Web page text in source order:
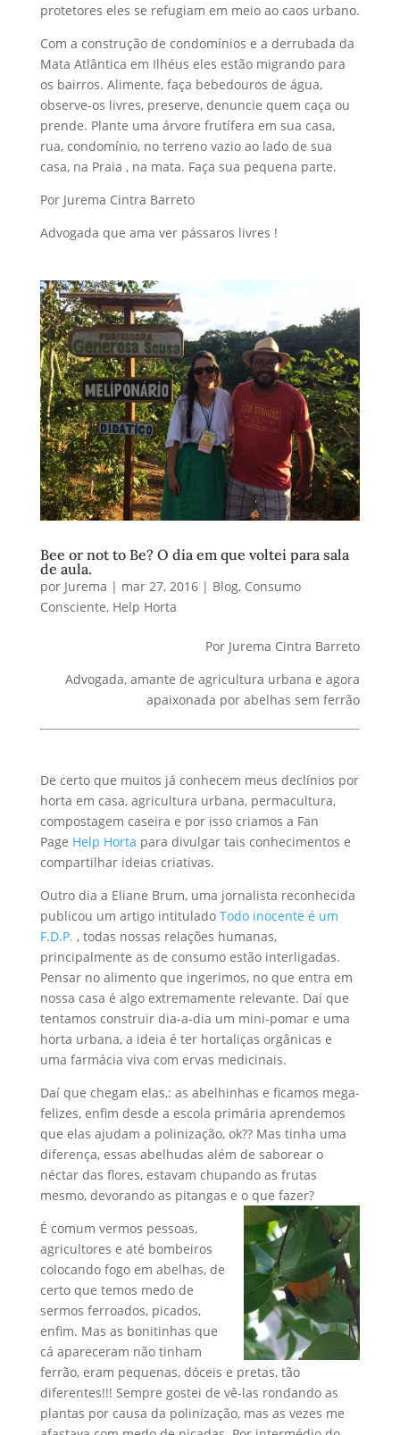
protetores eles se refugiam em meio ao caos urbano.
Com a construção de condomínios e a derrubada da
Mata Atlântica em Ilhéus eles estão migrando para
os bairros. Alimente, faça bebedouros de água,
observe-os livres, preserve, denuncie quem caça ou
prende. Plante uma árvore frutífera em sua casa,
rua, condomínio, no terreno vazio ao lado de sua
casa, na Praia , na mata. Faça sua pequena parte.
Por Jurema Cintra Barreto
Advogada que ama ver pássaros livres !
Bee or not to Be? O dia em que voltei para sala
de aula.
por Jurema | mar 27, 2016| Blog, Consumo
Consciente, Help Horta
Por Jurema Cintra Barreto
Advogada, amante de agricultura urbana e agora
apaixonada por abelhas sem ferrão
De certo que muitos já conhecem meus declínios por
horta em casa, agricultura urbana, permacultura,
compostagem caseira e por isso criamos a Fan
Page Help Horta para divulgar tais conhecimentos e
compartilhar ideias criativas.
Outro dia a Eliane Brum, uma jornalista reconhecida
publicou um artigo intitulado Todo inocente é um
F.D.P. , todas nossas relações humanas,
principalmente as de consumo estão interligadas.
Pensar no alimento que ingerimos, no que entra em
nossa casa é algo extremamente relevante. Daí que
tentamos construir dia-a-dia um mini-pomar e uma
horta urbana, a ideia é ter hortaliças orgânicas e
uma farmácia viva com ervas medicinais.
Daí que chegam elas,: as abelhinhas e ficamos mega-
felizes, enfim desde a escola primária aprendemos
que elas ajudam a polinização, ok?? Mas tinha uma
diferença, essas abelhudas além de saborear o
néctar das flores, estavam chupando as frutas
mesmo, devorando as pitangas e o que fazer?
É comum vermos pessoas,
agricultores e até bombeiros
colocando fogo em abelhas, de
certo que temos medo de
sermos ferroados, picados,
enfim. Mas as bonitinhas que
cá apareceram não tinham
ferrão, eram pequenas, dóceis e pretas, tão
diferentes!!! Sempre gostei de vê-las rondando as
plantas por causa da polinização, mas as vezes me